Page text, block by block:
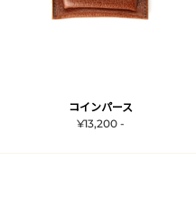
コインパース
¥13,200 -